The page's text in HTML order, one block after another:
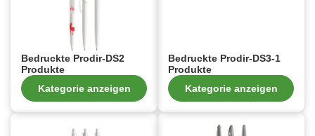
Bedruckte Prodir-DS2
Produkte
Kategorie anzeigen
Bedruckte Prodir-DS3-1
Produkte
Kategorie anzeigen